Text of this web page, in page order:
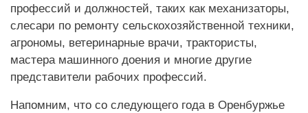
профессий и должностей, таких как механизаторы,
слесари по ремонту сельскохозяйственной техники,
агрономы, ветеринарные врачи, трактористы,
мастера машинного доения и многие другие
представители рабочих профессий.
Напомним, что со следующего года в Оренбуржье